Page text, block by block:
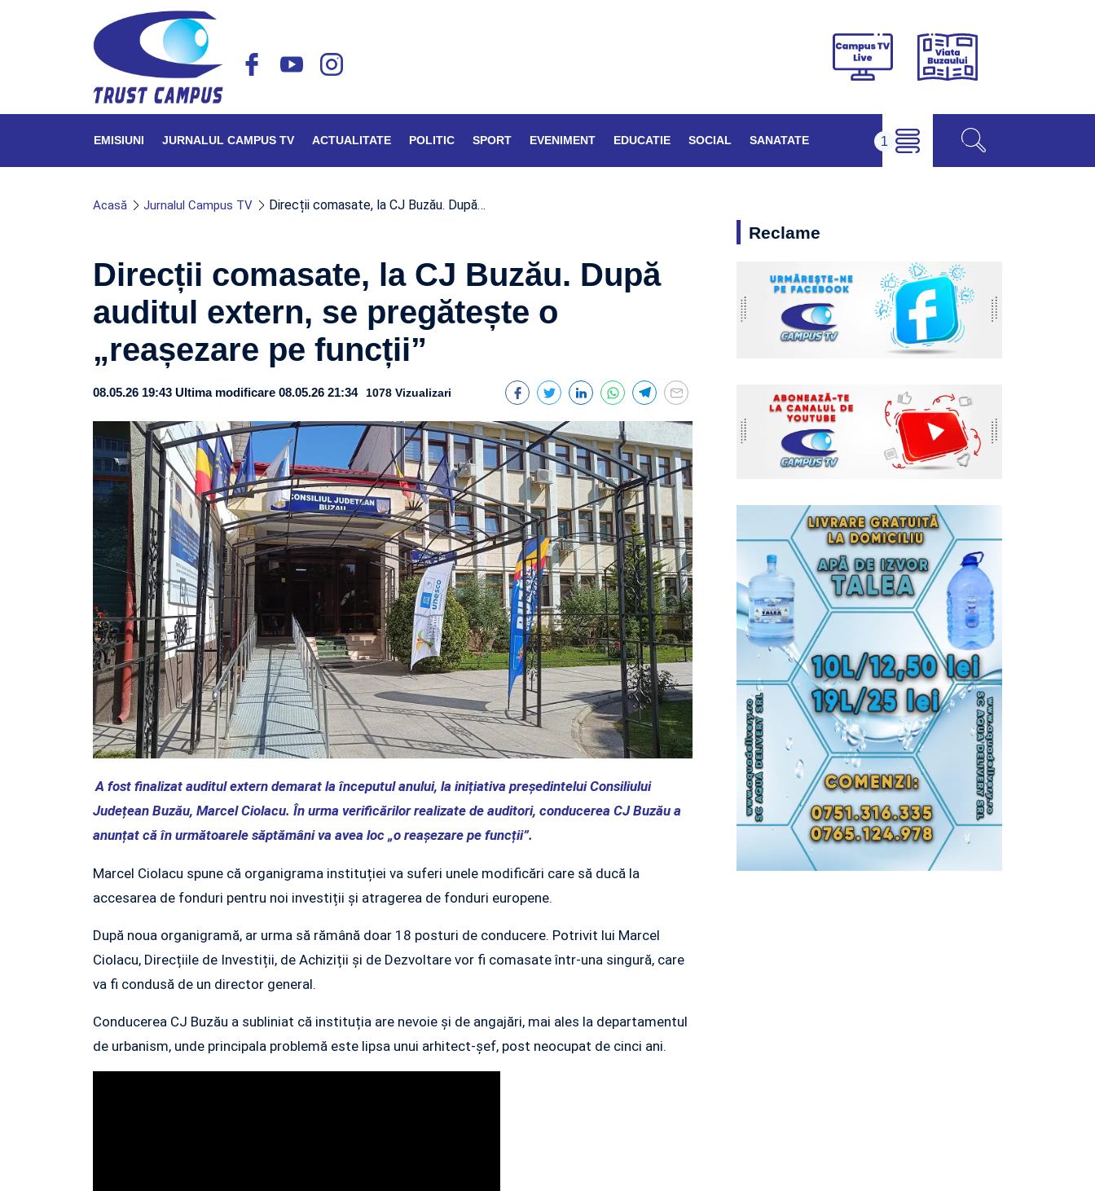
Campus
Viața
EMISIUNI JURNALUL CAMPUS TV ACTUALITATE POLITIC SPORT EVENIMENT EDUCATIE SOCIAL SANATATE
Acasă Jurnalul Campus TV Direcții comasate, la CJ Buzău. După…
Direcții comasate, la CJ Buzău. După
auditul extern, se pregătește o
„reașezare pe funcții”
08.05.26 19:43 Ultima modificare 08.05.26 21:34 1078 Vizualizari
A fost finalizat auditul extern demarat la începutul anului, la inițiativa președintelui Consiliului
Județean Buzău, Marcel Ciolacu. În urma verificărilor realizate de auditori, conducerea CJ Buzău a
anunțat că în următoarele săptămâni va avea loc „o reașezare pe funcții”.
Marcel Ciolacu spune că organigrama instituției va suferi unele modificări care să ducă la
accesarea de fonduri pentru noi investiții și atragerea de fonduri europene.
După noua organigramă, ar urma să rămână doar 18 posturi de conducere. Potrivit lui Marcel
Ciolacu, Direcțiile de Investiții, de Achiziții și de Dezvoltare vor fi comasate într-una singură, care
va fi condusă de un director general.
Conducerea CJ Buzău a subliniat că instituția are nevoie și de angajări, mai ales la departamentul
de urbanism, unde principala problemă este lipsa unui arhitect-șef, post neocupat de cinci ani.
Reclame